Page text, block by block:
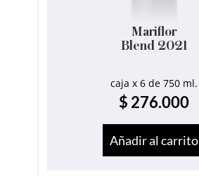
Mariflor
Blend 2021
caja x 6 de 750 ml.
$ 276.000
Añadir al carrito